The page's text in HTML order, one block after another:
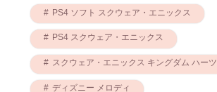
PS4 ソフト スクウェア・エニックス
PS4 スクウェア・エニックス
スクウェア・エニックス キングダム ハーツ
ディズニー メロディ